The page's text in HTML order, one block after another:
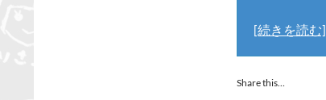
[続きを読む]
Share this…